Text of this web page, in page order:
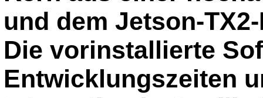
und dem Jetson-
Die vorinstallierte
Entwicklungszeiten